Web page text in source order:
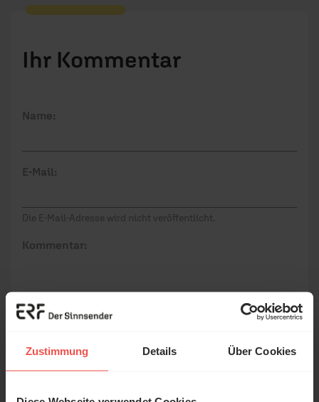
Zustimmung Details Über Cookies
Ihr Kommentar
Name:
E-Mail:
Die E-Mail-Adresse wird nicht veröffentlicht.
Kommentar:
Meinen Kommentar nicht öffentlich teilen.
Ich bin damit einverstanden, dass meine Angaben
anonymisiert erfasst und zum Zweck der
ausgewertet werden. Es erfolgt keine Weitergabe